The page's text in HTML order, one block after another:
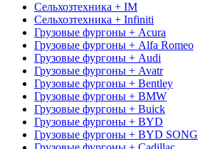
Сельхозтехника + IM
Сельхозтехника + Infiniti
Грузовые фургоны + Acura
Грузовые фургоны + Alfa Romeo
Грузовые фургоны + Audi
Грузовые фургоны + Avatr
Грузовые фургоны + Bentley
Грузовые фургоны + BMW
Грузовые фургоны + Buick
Грузовые фургоны + BYD
Грузовые фургоны + BYD SONG